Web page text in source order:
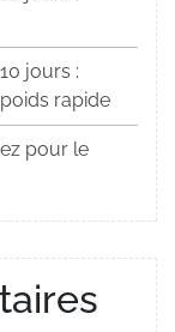
jours :
rapide
pour le